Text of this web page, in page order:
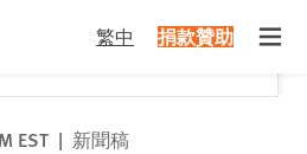
繁中 捐款贊助
this page in English?
EST | 新聞稿